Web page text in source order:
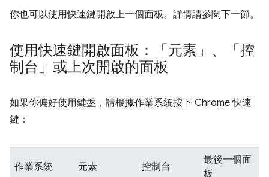
你也可以使用快速鍵開啟上一個面板。詳情請參閱下一節。
使用快速鍵開啟面板：「元素」、「控
制台」或上次開啟的面板
如果你偏好使用鍵盤，請根據作業系統按下 Chrome 快速
鍵：
作業系統 元素 控制台
最後一個面
板